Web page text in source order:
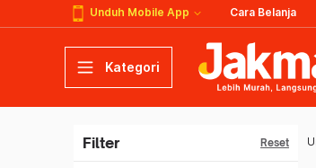
Unduh Mobile App Cara Belanja
Kategori
Filter Reset